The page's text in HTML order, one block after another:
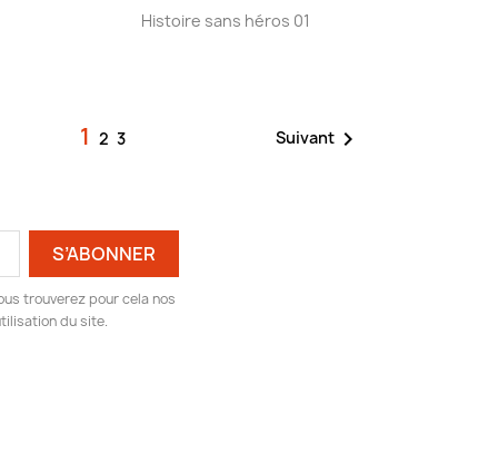
Aperçu rapide
Histoire sans héros 01
123 Suivant
trouverez pour cela nos
du site.